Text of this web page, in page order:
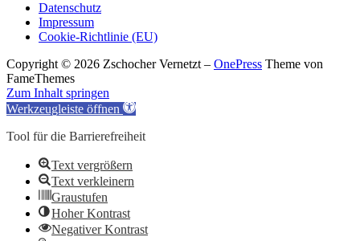
Datenschutz
Impressum
Cookie-Richtlinie (EU)
Copyright © 2026 Zschocher Vernetzt– OnePress Theme von
FameThemes
Zum Inhalt springen
Werkzeugleiste öffnen
Tool für die Barrierefreiheit
Text vergrößern
Text verkleinern
Graustufen
Hoher Kontrast
Negativer Kontrast